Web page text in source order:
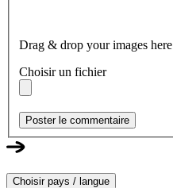
Drag & drop your images here
Choisir un fichier
Poster le commentaire
Choisir pays / langue